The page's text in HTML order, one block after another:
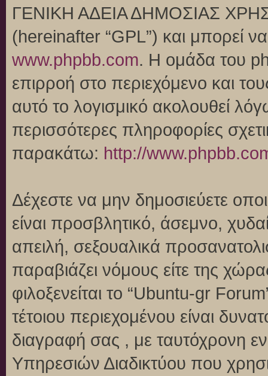
ΓΕΝΙΚΗ ΑΔΕΙΑ ΔΗΜΟΣΙΑΣ
(hereinafter “GPL”) και μπορεί
www.phpbb.com. Η ομάδα του
επιρροή στο περιεχόμενο και
αυτό το λογισμικό ακολουθεί
περισσότερες πληροφορίες
παρακάτω: http://
Δέχεστε να μην δημοσιεύετε
είναι προσβλητικό, άσεμνο,
απειλή, σεξουαλικά
παραβιάζει νόμους είτε της
φιλοξενείται το “Ubuntu-gr
τέτοιου περιεχομένου είναι
διαγραφή σας , με ταυτόχρονη
Υπηρεσιών Διαδικτύου που